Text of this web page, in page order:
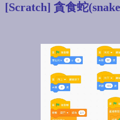
[Scratch] 貪食蛇